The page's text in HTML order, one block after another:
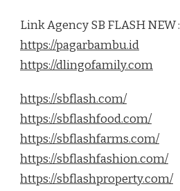
Link Agency SB FLASH NEW :
https://pagarbambu.id
https://dlingofamily.com
https://sbflash.com/
https://sbflashfood.com/
https://sbflashfarms.com/
https://sbflashfashion.com/
https://sbflashproperty.com/